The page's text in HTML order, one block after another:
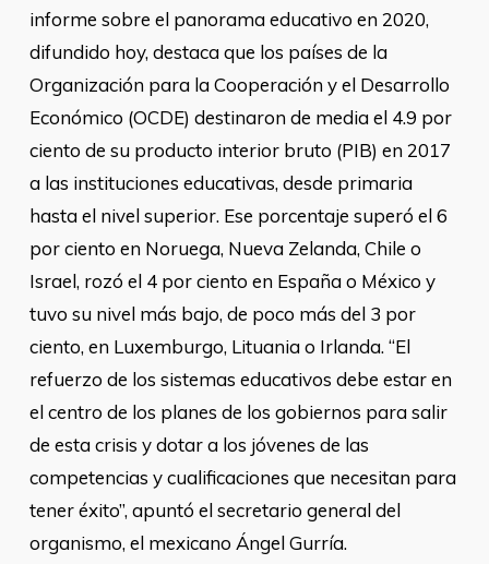
informe sobre el panorama educativo en 2020,
difundido hoy, destaca que los países de la
Organización para la Cooperación y el Desarrollo
Económico (OCDE) destinaron de media el 4.9 por
ciento de su producto interior bruto (PIB) en 2017
a las instituciones educativas, desde primaria
hasta el nivel superior. Ese porcentaje superó el 6
por ciento en Noruega, Nueva Zelanda, Chile o
Israel, rozó el 4 por ciento en España o México y
tuvo su nivel más bajo, de poco más del 3 por
ciento, en Luxemburgo, Lituania o Irlanda. “El
refuerzo de los sistemas educativos debe estar en
el centro de los planes de los gobiernos para salir
de esta crisis y dotar a los jóvenes de las
competencias y cualificaciones que necesitan para
tener éxito”, apuntó el secretario general del
organismo, el mexicano Ángel Gurría.